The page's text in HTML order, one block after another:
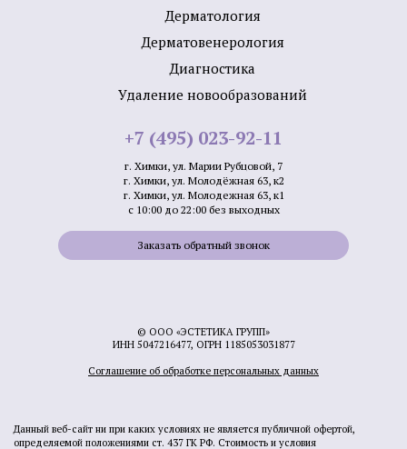
Дермато­логия
Дерматовенерология
Диагностика
Удаление новообразований
+7 (495) 023-92-11
г. Химки, ул. Марии Рубцовой, 7
г. Химки, ул. Молодёжная 63, к2
г. Химки, ул. Молодежная 63, к1
с 10:00 до 22:00 без выходных
Заказать обратный звонок
© ООО «ЭСТЕТИКА ГРУПП»
ИНН 5047216477, ОГРН 1185053031877
Соглашение об обработке персональных данных
Данный веб-сайт ни при каких условиях не является публичной офертой,
определяемой положениями ст. 437 ГК РФ. Стоимость и условия